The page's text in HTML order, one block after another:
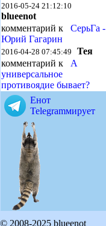
2016-05-24 21:12:10
blueenot
комментарий к СерьГа -
Юрий Гагарин
2016-04-28 07:45:49 Тея
комментарий к А
универсальное
противоядие бывает?
Енот
Telegramмирует
© 2008-2025 blueenot